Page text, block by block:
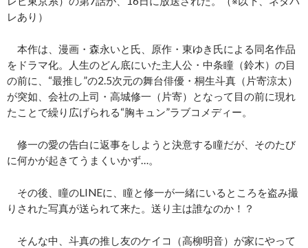
レあり）
本作は、漫画・森永いと氏、原作・東ゆき氏による同名作品
をドラマ化。人生のどん底にいた主人公・中条瞳（鈴木）の目
の前に、“最推し”の2.5次元の舞台俳優・桐生斗真（片寄涼太）
が突如、会社の上司・高城修一（片寄）となって目の前に現れ
たことで繰り広げられる“胸キュン”ラブコメディー。
修一の愛の告白に返事をしようと決意する瞳だが、そのたび
に何かが起きてうまくいかず…。
その後、瞳のLINEに、瞳と修一が一緒にいるところを盗み撮
りされた写真が送られて来た。送り主は誰なのか！？
そんな中、斗真の推し友のケイコ（高柳明音）が家にやって